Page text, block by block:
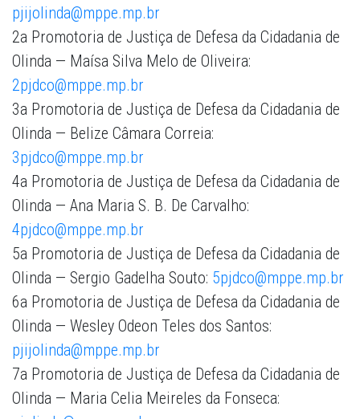
pjijolinda@mppe.mp.br
2a Promotoria de Justiça de Defesa da Cidadania de
Olinda — Maísa Silva Melo de Oliveira:
2pjdco@mppe.mp.br
3a Promotoria de Justiça de Defesa da Cidadania de
Olinda — Belize Câmara Correia:
3pjdco@mppe.mp.br
4a Promotoria de Justiça de Defesa da Cidadania de
Olinda — Ana Maria S. B. De Carvalho:
4pjdco@mppe.mp.br
5a Promotoria de Justiça de Defesa da Cidadania de
Olinda — Sergio Gadelha Souto: 5pjdco@mppe.mp.br
6a Promotoria de Justiça de Defesa da Cidadania de
Olinda — Wesley Odeon Teles dos Santos:
pjijolinda@mppe.mp.br
7a Promotoria de Justiça de Defesa da Cidadania de
Olinda — Maria Celia Meireles da Fonseca: